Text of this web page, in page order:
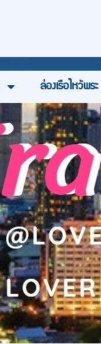
ล่องเรือไหว้พระ